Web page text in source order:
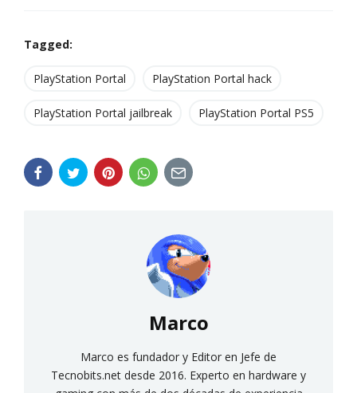
Tagged:
PlayStation Portal PlayStation Portal hack
PlayStation Portal jailbreak PlayStation Portal PS5
Marco
Marco es fundador y Editor en Jefe de
Tecnobits.net desde 2016. Experto en hardware y